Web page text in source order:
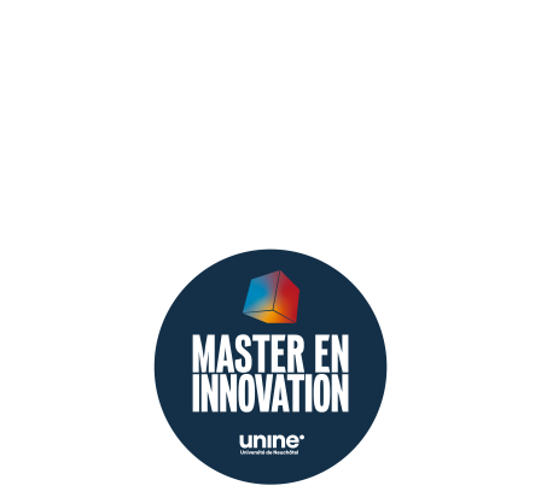
innovation
Formation de niveau Master avec
trois orientations à choix adoptant
une approche interdisciplinaire des
enjeux sociétaux et technologiques
contemporains tels que la
durabilité, la numérisation et
l’industrie 4.0 (120 ECTS)